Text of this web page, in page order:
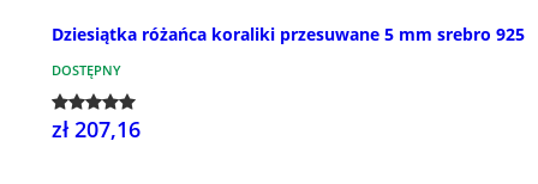
Dziesiątka różańca koraliki przesuwane 5 mm srebro 925
DOSTĘPNY
zł 207,16